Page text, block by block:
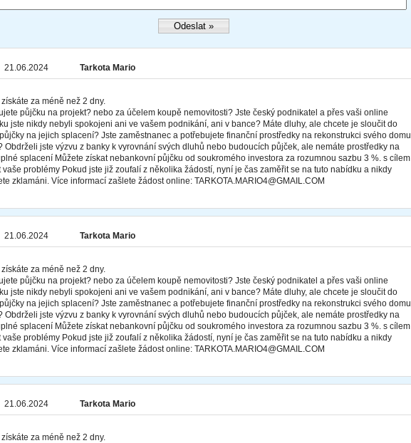
21.06.2024 Tarkota Mario
získáte za méně než 2 dny.
půjčku na projekt? nebo za účelem koupě nemovitosti? Jste český podnikatel a přes vaši online
jste nikdy nebyli spokojeni ani ve vašem podnikání, ani v bance? Máte dluhy, ale chcete je sloučit do
na jejich splacení? Jste zaměstnanec a potřebujete finanční prostředky na rekonstrukci svého domu
Obdrželi jste výzvu z banky k vyrovnání svých dluhů nebo budoucích půjček, ale nemáte prostředky na
splacení Můžete získat nebankovní půjčku od soukromého investora za rozumnou sazbu 3 %. s cílem
vaše problémy Pokud jste již zoufalí z několika žádostí, nyní je čas zaměřit se na tuto nabídku a nikdy
zklamáni. Více informací zašlete žádost online: TARKOTA.MARIO4@GMAIL.COM
21.06.2024 Tarkota Mario
získáte za méně než 2 dny.
půjčku na projekt? nebo za účelem koupě nemovitosti? Jste český podnikatel a přes vaši online
jste nikdy nebyli spokojeni ani ve vašem podnikání, ani v bance? Máte dluhy, ale chcete je sloučit do
na jejich splacení? Jste zaměstnanec a potřebujete finanční prostředky na rekonstrukci svého domu
Obdrželi jste výzvu z banky k vyrovnání svých dluhů nebo budoucích půjček, ale nemáte prostředky na
splacení Můžete získat nebankovní půjčku od soukromého investora za rozumnou sazbu 3 %. s cílem
vaše problémy Pokud jste již zoufalí z několika žádostí, nyní je čas zaměřit se na tuto nabídku a nikdy
zklamáni. Více informací zašlete žádost online: TARKOTA.MARIO4@GMAIL.COM
21.06.2024 Tarkota Mario
získáte za méně než 2 dny.